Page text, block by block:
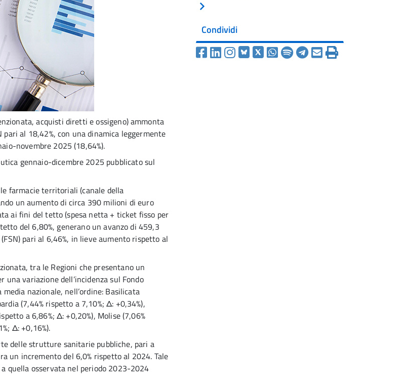
acquisti diretti e ossigeno) ammonta
al 18,42%, con una dinamica leggermente
novembre 2025 (18,64%).
gennaio-dicembre 2025 pubblicato sul
farmacie territoriali (canale della
un aumento di circa 390 milioni di euro
ai fini del tetto (spesa netta + ticket fisso per
del 6,80%, generano un avanzo di 459,3
pari al 6,46%, in lieve aumento rispetto al
tra le Regioni che presentano un
variazione dell’incidenza sul Fondo
nazionale, nell’ordine: Basilicata
(7,44% rispetto a 7,10%; Δ: +0,34%),
a 6,86%; Δ: +0,20%), Molise (7,06%
Δ: +0,16%).
delle strutture sanitarie pubbliche, pari a
un incremento del 6,0% rispetto al 2024. Tale
quella osservata nel periodo 2023-2024
Condividi